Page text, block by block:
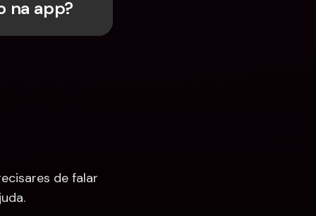
na app?
de falar